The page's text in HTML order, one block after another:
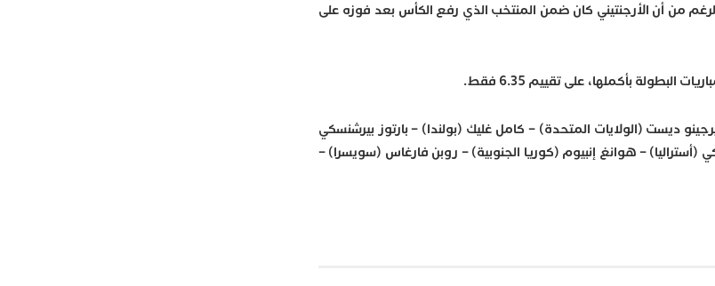
من أن الأرجنتيني كان ضمن المنتخب الذي رفع الكأس بعد فوزه على
ميندي (السنغال) – سيرجينو ديست (الولايات المتحدة) – كامل غليك (بولندا) – بارتوز بيرشنسكي
(أستراليا) – هوانغ إنبيوم (كوريا الجنوبية) – روبن فارغاس (سويسرا) –